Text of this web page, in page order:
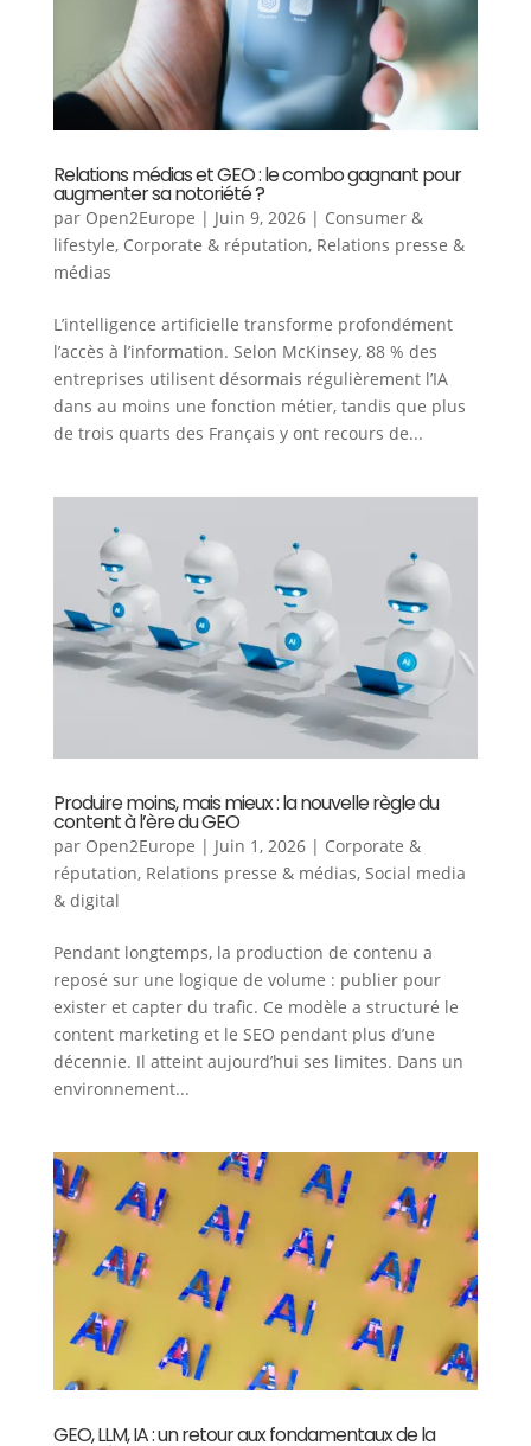
Relations médias et GEO : le combo gagnant pour
augmenter sa notoriété ?
par Open2Europe | Juin 9, 2026| Consumer &
lifestyle, Corporate & réputation, Relations presse &
médias
L’intelligence artificielle transforme profondément
l’accès à l’information. Selon McKinsey, 88 % des
entreprises utilisent désormais régulièrement l’IA
dans au moins une fonction métier, tandis que plus
de trois quarts des Français y ont recours de...
Produire moins, mais mieux : la nouvelle règle du
content à l’ère du GEO
par Open2Europe | Juin 1, 2026| Corporate &
réputation, Relations presse & médias, Social media
& digital
Pendant longtemps, la production de contenu a
reposé sur une logique de volume : publier pour
exister et capter du trafic. Ce modèle a structuré le
content marketing et le SEO pendant plus d’une
décennie. Il atteint aujourd’hui ses limites. Dans un
environnement...
GEO, LLM, IA : un retour aux fondamentaux de la